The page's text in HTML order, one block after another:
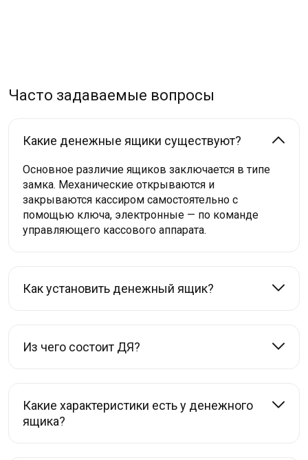
Часто задаваемые вопросы
Какие денежные ящики существуют?
Основное различие ящиков заключается в типе
замка. Механические открываются и
закрываются кассиром самостоятельно с
помощью ключа, электронные — по команде
управляющего кассового аппарата.
Как установить денежный ящик?
Из чего состоит ДЯ?
Какие характеристики есть у денежного
ящика?